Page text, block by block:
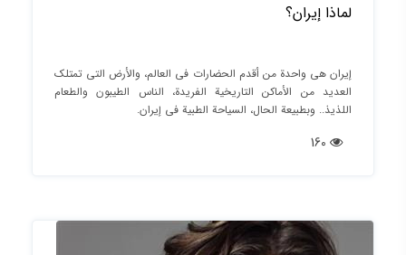
لماذا إيران؟
إيران هي واحدة من أقدم الحضارات في العالم، والأرض التي تمتلك
العديد من الأماكن التاريخية الفريدة، الناس الطيبون والطعام
اللذيذ.. وبطبيعة الحال، السياحة الطبية في إيران.